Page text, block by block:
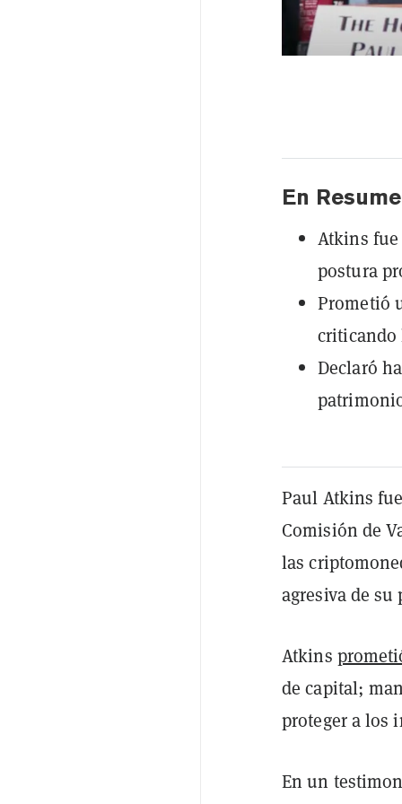
En
Atkins fue
postura
Prometió
criticando
Declaró
Paul Atkins
Comisión de
las
agresiva de su
Atkins
de capital;
proteger a los
En un